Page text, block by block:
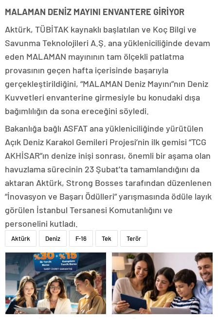
MALAMAN DENİZ MAYINI ENVANTERE GİRİYOR
Aktürk, TÜBİTAK kaynaklı başlatılan ve Koç Bilgi ve
Savunma Teknolojileri A.Ş. ana yükleniciliğinde devam
eden MALAMAN mayınının tam ölçekli patlatma
provasının geçen hafta içerisinde başarıyla
gerçekleştirildiğini, “MALAMAN Deniz Mayını”nın Deniz
Kuvvetleri envanterine girmesiyle bu konudaki dışa
bağımlılığın da sona ereceğini söyledi.
Bakanlığa bağlı ASFAT ana yükleniciliğinde yürütülen
Açık Deniz Karakol Gemileri Projesi’nin ilk gemisi “TCG
AKHİSAR”ın denize inişi sonrası, önemli bir aşama olan
havuzlama sürecinin 23 Şubat’ta tamamlandığını da
aktaran Aktürk, Strong Bosses tarafından düzenlenen
“İnovasyon ve Başarı Ödülleri” yarışmasında ödüle layık
görülen İstanbul Tersanesi Komutanlığını ve
personelini kutladı.
Aktürk Deniz F-16 Tek Terör